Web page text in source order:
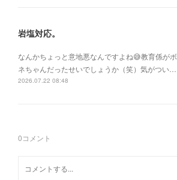
岩塩対応。
なんかちょっと意地悪なんですよね😅教育係がボ
ネちゃんだったせいでしょうか（笑）気がつい…
2026.07.22 08:48
0コメント